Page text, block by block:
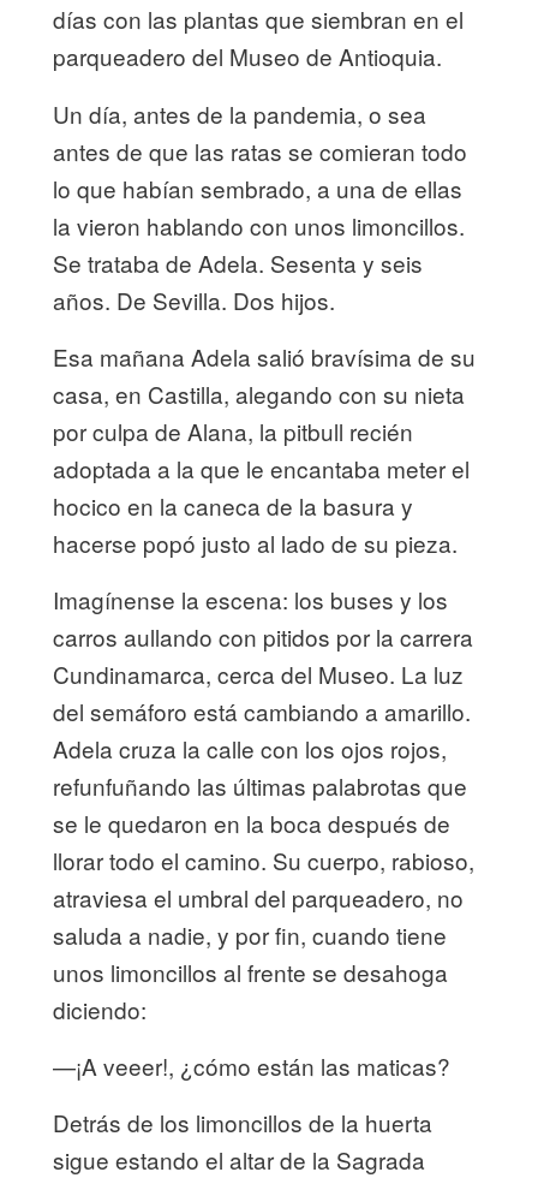
días con las plantas que siembran en el
parqueadero del Museo de Antioquia.
Un día, antes de la pandemia, o sea
antes de que las ratas se comieran todo
lo que habían sembrado, a una de ellas
la vieron hablando con unos limoncillos.
Se trataba de Adela. Sesenta y seis
años. De Sevilla. Dos hijos.
Esa mañana Adela salió bravísima de su
casa, en Castilla, alegando con su nieta
por culpa de Alana, la pitbull recién
adoptada a la que le encantaba meter el
hocico en la caneca de la basura y
hacerse popó justo al lado de su pieza.
Imagínense la escena: los buses y los
carros aullando con pitidos por la carrera
Cundinamarca, cerca del Museo. La luz
del semáforo está cambiando a amarillo.
Adela cruza la calle con los ojos rojos,
refunfuñando las últimas palabrotas que
se le quedaron en la boca después de
llorar todo el camino. Su cuerpo, rabioso,
atraviesa el umbral del parqueadero, no
saluda a nadie, y por fin, cuando tiene
unos limoncillos al frente se desahoga
diciendo:
—¡A veeer!, ¿cómo están las maticas?
Detrás de los limoncillos de la huerta
sigue estando el altar de la Sagrada